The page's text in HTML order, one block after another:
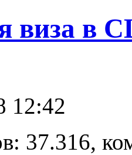
виза в
12:42
37.316,